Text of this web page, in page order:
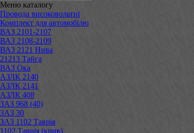
Меню каталогу
Провода високовольтні
Комплект для автомобілю
ВАЗ 2101-2107
ВАЗ 2108-2109
ВАЗ 2121 Нива
21213 Тайга
ВАЗ Ока
АЗЛК 2140
АЗЛК 2141
АЗЛК 408
ЗАЗ 968 (40)
ЗАЗ 30
ЗАЗ 1102 Таврія
1102 Таврія (крив)